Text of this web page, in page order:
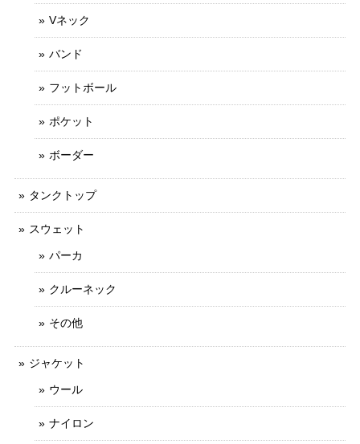
Vネック
バンド
フットボール
ポケット
ボーダー
タンクトップ
スウェット
パーカ
クルーネック
その他
ジャケット
ウール
ナイロン